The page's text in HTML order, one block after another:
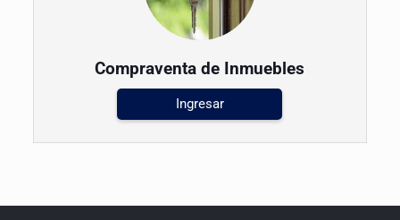
Compraventa de Inmuebles
Ingresar